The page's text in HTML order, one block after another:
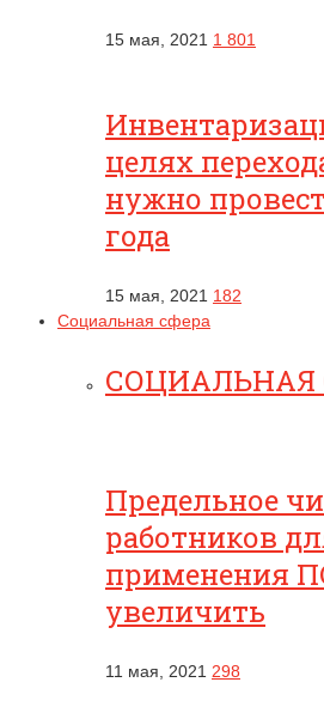
15 мая, 2021 1 801
целях
нужно
года
15 мая, 2021 182
Социальная сфера
СОЦИАЛЬНАЯ
Предельное
работников
применения
увеличить
11 мая, 2021 298